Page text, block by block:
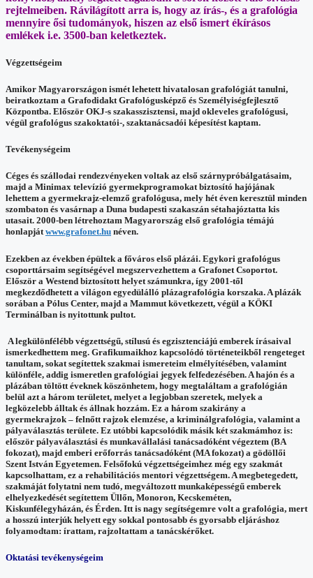
rejtelmeiben. Rávilágított arra is, hogy az írás-, és a grafológia
mennyire ősi tudományok, hiszen az első ismert ékírásos
emlékek i.e. 3500-ban keletkeztek.
Végzettségeim
Amikor Magyarországon ismét lehetett hivatalosan grafológiát tanulni,
beiratkoztam a Grafodidakt Grafológusképző és Személyiségfejlesztő
Központba. Először OKJ-s szakasszisztensi, majd okleveles grafológusi,
végül grafológus szakoktatói-, szaktanácsadói képesítést kaptam.
Tevékenységeim
Céges és szállodai rendezvényeken voltak az első szárnypróbálgatásaim,
majd a Minimax televízió gyermekprogramokat biztosító hajójának
lehettem a gyermekrajz-elemző grafológusa, mely hét éven keresztül minden
szombaton és vasárnap a Duna budapesti szakaszán sétahajóztatta kis
utasait. 2000-ben létrehoztam Magyarország első grafológia témájú
honlapjátwww.grafonet.hu néven.
Ezekben az években épültek a főváros első plázái. Egykori grafológus
csoporttársaim segítségével megszervezhettem a Grafonet Csoportot.
Először a Westend biztosított helyet számunkra, így 2001-től
megkezdődhetett a világon egyedülálló plázagrafológia korszaka. A plázák
sorában a Pólus Center, majd a Mammut következett, végül a KÖKI
Terminálban is nyitottunk pultot.
A legkülönfélébb végzettségű, stílusú és egzisztenciájú emberek írásaival
ismerkedhettem meg. Grafikumaikhoz kapcsolódó történeteikből rengeteget
tanultam, sokat segítettek szakmai ismereteim elmélyítésében, valamint
különféle, addig ismeretlen grafológiai jegyek felfedezésében. A hajón és a
plázában töltött éveknek köszönhetem, hogy megtaláltam a grafológián
belül azt a három területet, melyet a legjobban szeretek, melyek a
legközelebb álltak és állnak hozzám. Ez a három szakirány a
gyermekrajzok – felnőtt rajzok elemzése, a kriminálgrafológia, valamint a
pályaválasztás területe. Ez utóbbi kapcsolódik másik két szakmámhoz is:
először pályaválasztási és munkavállalási tanácsadóként végeztem (BA
fokozat), majd emberi erőforrás tanácsadóként (MA fokozat) a gödöllői
Szent István Egyetemen. Felsőfokú végzettségeimhez még egy szakmát
kapcsolhattam, ez a rehabilitációs mentori végzettségem. A megbetegedett,
szakmáját folytatni nem tudó, megváltozott munkaképességű emberek
elhelyezkedését segítettem Üllőn, Monoron, Kecskeméten,
Kiskunfélegyházán, és Érden. Itt is nagy segítségemre volt a grafológia, mert
a hosszú interjúk helyett egy sokkal pontosabb és gyorsabb eljáráshoz
folyamodtam: írattam, rajzoltattam a tanácskérőket.
Oktatási tevékenységeim